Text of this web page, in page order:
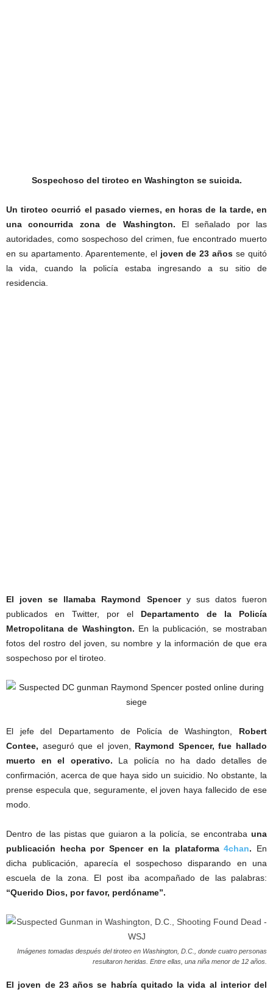
Sospechoso del tiroteo en Washington se suicida.
Un tiroteo ocurrió el pasado viernes, en horas de la tarde, en
una concurrida zona de Washington. El señalado por las
autoridades, como sospechoso del crimen, fue encontrado muerto
en su apartamento. Aparentemente, eljoven de 23 años se quitó
la vida, cuando la policía estaba ingresando a su sitio de
residencia.
El joven se llamaba Raymond Spencery sus datos fueron
publicados en Twitter, por el Departamento de la Policía
Metropolitana de Washington. En la publicación, se mostraban
fotos del rostro del joven, su nombre y la información de que era
sospechoso por el tiroteo.
El jefe del Departamento de Policía de Washington, Robert
Contee, aseguró que el joven, Raymond Spencer, fue hallado
muerto en el operativo. La policía no ha dado detalles de
confirmación, acerca de que haya sido un suicidio. No obstante, la
prense especula que, seguramente, el joven haya fallecido de ese
modo.
Dentro de las pistas que guiaron a la policía, se encontraba una
publicación hecha por Spencer en la plataforma4chan. En
dicha publicación, aparecía el sospechoso disparando en una
escuela de la zona. El post iba acompañado de las palabras:
“Querido Dios, por favor, perdóname”.
Imágenes tomadas después del tiroteo en Washington, D.C., donde cuatro personas
resultaron heridas. Entre ellas, una niña menor de 12 años.
El joven de 23 años se habría quitado la vida al interior del